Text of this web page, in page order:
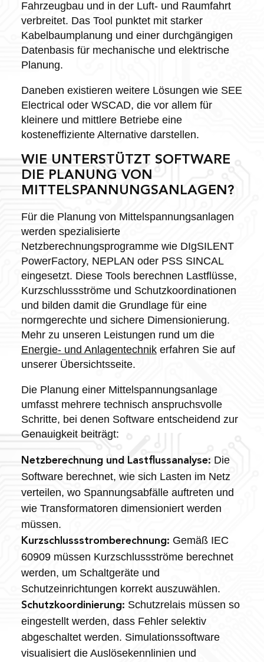
Fahrzeugbau und in der Luft- und Raumfahrt
verbreitet. Das Tool punktet mit starker
Kabelbaumplanung und einer durchgängigen
Datenbasis für mechanische und elektrische
Planung.
Daneben existieren weitere Lösungen wie SEE
Electrical oder WSCAD, die vor allem für
kleinere und mittlere Betriebe eine
kosteneffiziente Alternative darstellen.
WIE UNTERSTÜTZT SOFTWARE
DIE PLANUNG VON
MITTELSPANNUNGSANLAGEN?
Für die Planung von Mittelspannungsanlagen
werden spezialisierte
Netzberechnungsprogramme wie DIgSILENT
PowerFactory, NEPLAN oder PSS SINCAL
eingesetzt. Diese Tools berechnen Lastflüsse,
Kurzschlussströme und Schutzkoordinationen
und bilden damit die Grundlage für eine
normgerechte und sichere Dimensionierung.
Mehr zu unseren Leistungen rund um die
Energie- und Anlagentechnikerfahren Sie auf
unserer Übersichtsseite.
Die Planung einer Mittelspannungsanlage
umfasst mehrere technisch anspruchsvolle
Schritte, bei denen Software entscheidend zur
Genauigkeit beiträgt:
Netzberechnung und Lastflussanalyse: Die
Software berechnet, wie sich Lasten im Netz
verteilen, wo Spannungsabfälle auftreten und
wie Transformatoren dimensioniert werden
müssen.
Kurzschlussstromberechnung: Gemäß IEC
60909 müssen Kurzschlussströme berechnet
werden, um Schaltgeräte und
Schutzeinrichtungen korrekt auszuwählen.
Schutzkoordinierung: Schutzrelais müssen so
eingestellt werden, dass Fehler selektiv
abgeschaltet werden. Simulationssoftware
visualisiert die Auslösekennlinien und